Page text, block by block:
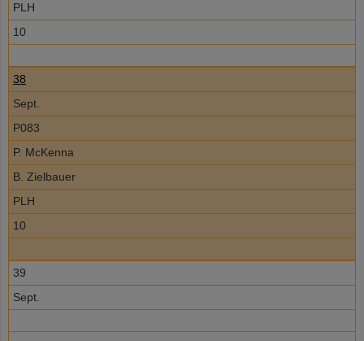
PLH
10
38
Sept.
P083
P. McKenna
B. Zielbauer
PLH
10
39
Sept.